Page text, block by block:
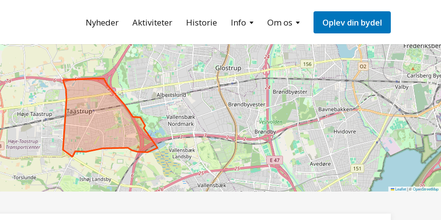
Nyheder Aktiviteter Historie Info Om os Oplev din bydel
Leaflet|©OpenStreetMap